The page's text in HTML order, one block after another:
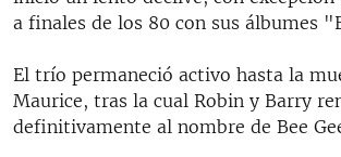
a finales de los 80 con sus álbumes
El trío permaneció activo hasta la
Maurice, tras la cual Robin y Barry
definitivamente al nombre de Bee